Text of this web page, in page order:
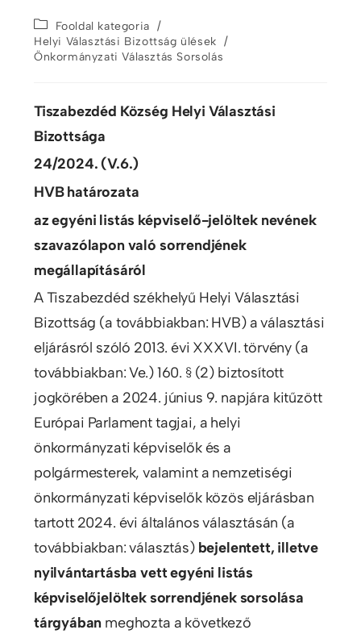
Fooldal kategoria /
Helyi Választási Bizottság ülések /
Önkormányzati Választás Sorsolás
Tiszabezdéd Község Helyi Választási
Bizottsága
24/2024. (V.6.)
HVB határozata
az egyéni listás képviselő-jelöltek nevének
szavazólapon való sorrendjének
megállapításáról
A Tiszabezdéd székhelyű Helyi Választási
Bizottság (a továbbiakban: HVB) a választási
eljárásról szóló 2013. évi XXXVI. törvény (a
továbbiakban: Ve.) 160. § (2) biztosított
jogkörében a 2024. június 9. napjára kitűzött
Európai Parlament tagjai, a helyi
önkormányzati képviselők és a
polgármesterek, valamint a nemzetiségi
önkormányzati képviselők közös eljárásban
tartott 2024. évi általános választásán (a
továbbiakban: választás) bejelentett, illetve
nyilvántartásba vett egyéni listás
képviselőjelöltek sorrendjének sorsolása
tárgyában meghozta a következő